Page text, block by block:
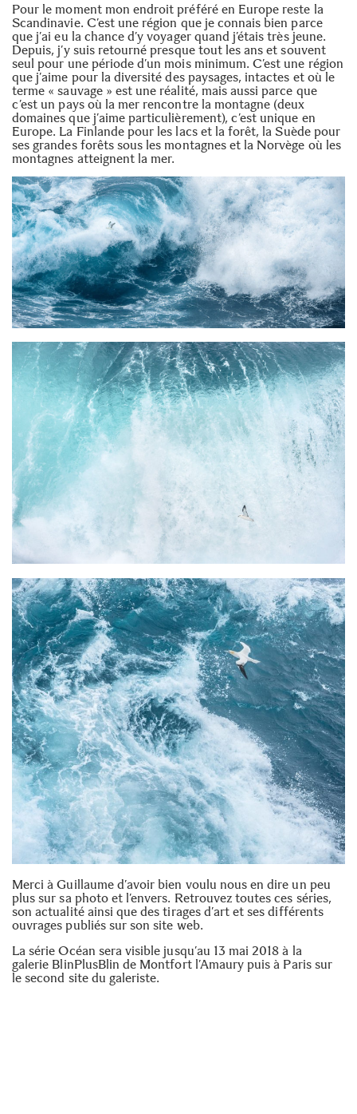
Pour le moment mon endroit préféré en Europe reste la
Scandinavie. C’est une région que je connais bien parce
que j’ai eu la chance d’y voyager quand j’étais très jeune.
Depuis, j’y suis retourné presque tout les ans et souvent
seul pour une période d’un mois minimum. C’est une région
que j’aime pour la diversité des paysages, intactes et où le
terme « sauvage » est une réalité, mais aussi parce que
c’est un pays où la mer rencontre la montagne (deux
domaines que j’aime particulièrement), c’est unique en
Europe. La Finlande pour les lacs et la forêt, la Suède pour
ses grandes forêts sous les montagnes et la Norvège où les
montagnes atteignent la mer.
Merci à Guillaume d’avoir bien voulu nous en dire un peu
plus sur sa photo et l’envers. Retrouvez toutes ces séries,
son actualité ainsi que des tirages d’art et ses différents
ouvrages publiés surson site web.
La série Océan sera visible jusqu’au 13 mai 2018 à la
galerie BlinPlusBlin de Montfort l’Amaury puis à Paris sur
le second site du galeriste.